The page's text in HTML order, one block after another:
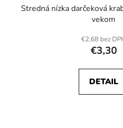
Stredná nízka darčeková
vekom
€2,68 bez
€3,30
DETAIL